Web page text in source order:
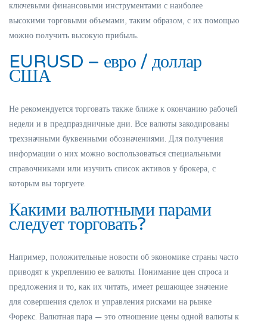
ключевыми финансовыми инструментами с наиболее
высокими торговыми объемами, таким образом, с их помощью
можно получить высокую прибыль.
EURUSD – евро / доллар
США
Не рекомендуется торговать также ближе к окончанию рабочей
недели и в предпраздничные дни. Все валюты закодированы
трехзначными буквенными обозначениями. Для получения
информации о них можно воспользоваться специальными
справочниками или изучить список активов у брокера, с
которым вы торгуете.
Какими валютными парами
следует торговать?
Например, положительные новости об экономике страны часто
приводят к укреплению ее валюты. Понимание цен спроса и
предложения и то, как их читать, имеет решающее значение
для совершения сделок и управления рисками на рынке
Форекс. Валютная пара — это отношение цены одной валюты к